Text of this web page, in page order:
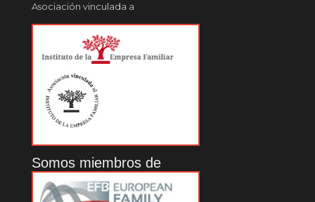
Asociación vinculada a
Somos miembros de